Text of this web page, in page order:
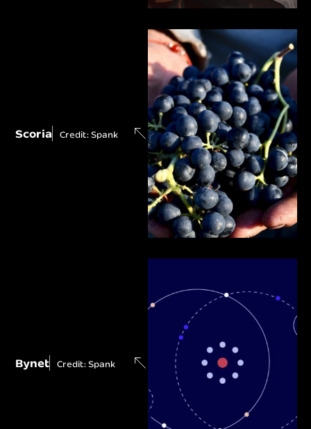
Credit: Spank
Scoria
Credit: Spank
Bynet